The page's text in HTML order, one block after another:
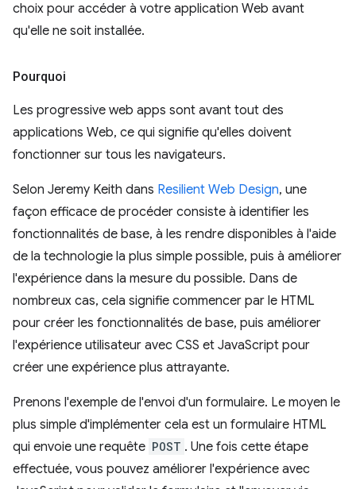
choix pour accéder à votre application Web avant
qu'elle ne soit installée.
Pourquoi
Les progressive web apps sont avant tout des
applications Web, ce qui signifie qu'elles doivent
fonctionner sur tous les navigateurs.
Selon Jeremy Keith dans Resilient Web Design, une
façon efficace de procéder consiste à identifier les
fonctionnalités de base, à les rendre disponibles à l'aide
de la technologie la plus simple possible, puis à améliorer
l'expérience dans la mesure du possible. Dans de
nombreux cas, cela signifie commencer par le HTML
pour créer les fonctionnalités de base, puis améliorer
l'expérience utilisateur avec CSS et JavaScript pour
créer une expérience plus attrayante.
Prenons l'exemple de l'envoi d'un formulaire. Le moyen le
plus simple d'implémenter cela est un formulaire HTML
qui envoie une requête POST . Une fois cette étape
effectuée, vous pouvez améliorer l'expérience avec